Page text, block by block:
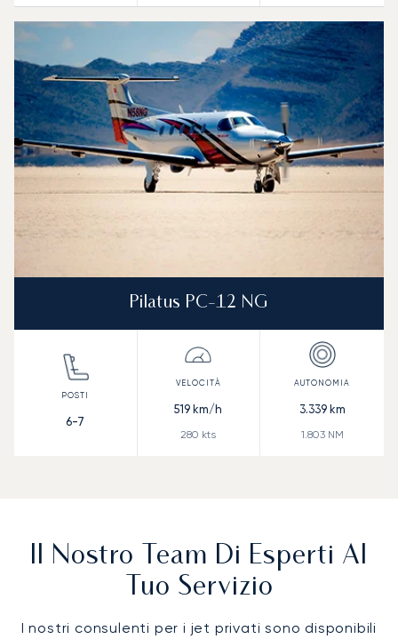
Pilatus PC-12 NG
6-7
519 km/h
280 kts
3.339km
1.803NM
Il Nostro Team Di Esperti Al
Tuo Servizio
I nostri consulenti per i jet privati sono disponibili